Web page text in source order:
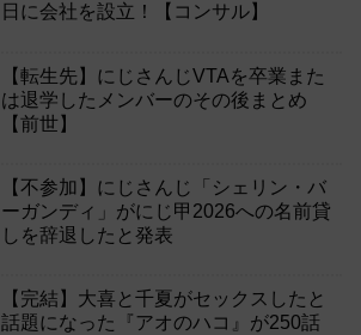
日に会社を設立！【コンサル】
【転生先】にじさんじVTAを卒業また
は退学したメンバーのその後まとめ
【前世】
【不参加】にじさんじ「シェリン・バ
ーガンディ」がにじ甲2026への名前貸
しを辞退したと発表
【完結】大喜と千夏がセックスしたと
話題になった『アオのハコ』が250話